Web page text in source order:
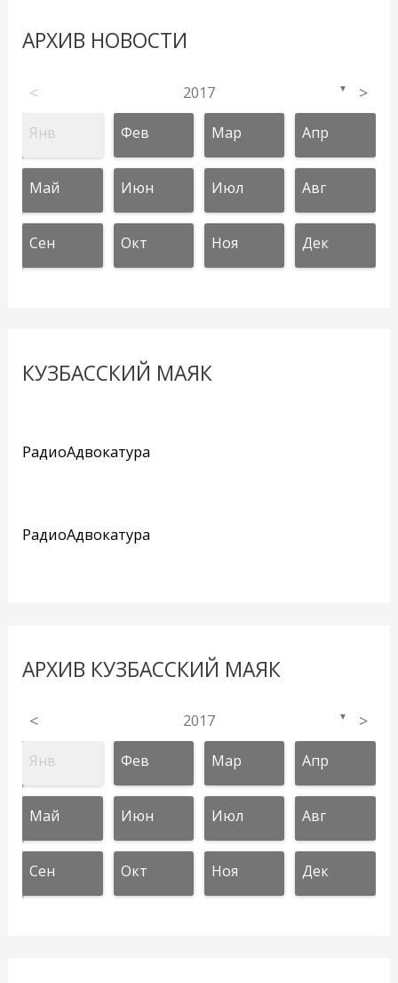
АРХИВ НОВОСТИ
< 2017 ▼ >
Янв Фев Мар Апр
Май Июн Июл Авг
Сен Окт Ноя Дек
КУЗБАССКИЙ МАЯК
РадиоАдвокатура
РадиоАдвокатура
АРХИВ КУЗБАССКИЙ МАЯК
< 2017 ▼ >
Янв Фев Мар Апр
Май Июн Июл Авг
Сен Окт Ноя Дек